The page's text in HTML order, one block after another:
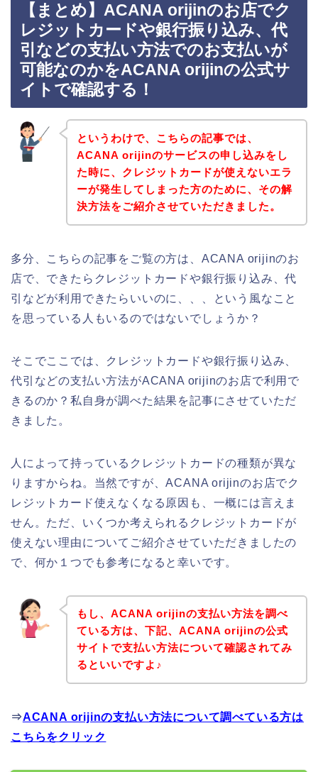
【まとめ】ACANA orijinのお店でク
レジットカードや銀行振り込み、代
引などの支払い方法でのお支払いが
可能なのかをACANA orijinの公式サ
イトで確認する！
というわけで、こちらの記事では、
ACANA orijinのサービスの申し込みをし
た時に、クレジットカードが使えないエラ
ーが発生してしまった方のために、その解
決方法をご紹介させていただきました。
多分、こちらの記事をご覧の方は、ACANA orijinのお
店で、できたらクレジットカードや銀行振り込み、代
引などが利用できたらいいのに、、、という風なこと
を思っている人もいるのではないでしょうか？
そこでここでは、クレジットカードや銀行振り込み、
代引などの支払い方法がACANA orijinのお店で利用で
きるのか？私自身が調べた結果を記事にさせていただ
きました。
人によって持っているクレジットカードの種類が異な
りますからね。当然ですが、ACANA orijinのお店でク
レジットカード使えなくなる原因も、一概には言えま
せん。ただ、いくつか考えられるクレジットカードが
使えない理由についてご紹介させていただきましたの
で、何か１つでも参考になると幸いです。
もし、ACANA orijinの支払い方法を調べ
ている方は、下記、ACANA orijinの公式
サイトで支払い方法について確認されてみ
るといいですよ♪
⇒ACANA orijinの支払い方法について調べている方は
こちらをクリック